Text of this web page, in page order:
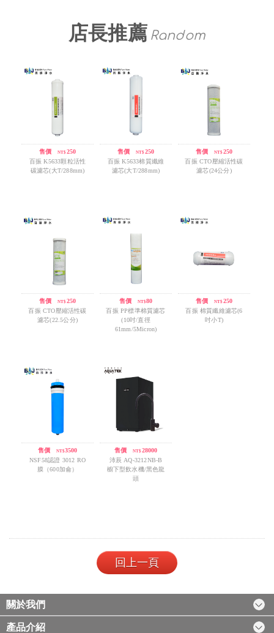
店長推薦 Random
售價 /NT$250
百振 K5633顆粒活性
碳濾芯(大T/288mm)
售價 /NT$250
百振 K5633棉質纖維
濾芯(大T/288mm)
售價 /NT$250
百振 CTO壓縮活性碳
濾芯(24公分)
售價 /NT$250
百振 CTO壓縮活性碳
濾芯(22.5公分)
售價/ NT$80
百振 PP標準棉質濾芯
(10吋/直徑
61mm/5Micron)
售價 /NT$250
百振 棉質纖維濾芯(6
吋小T)
售價/ NT$3500
NSF58認證 3012 RO
膜（600加侖）
售價 /NT$28000
沛辰 AQ-3212NB-B
櫥下型飲水機/黑色龍
頭
回上一頁
關於我們
產品介紹